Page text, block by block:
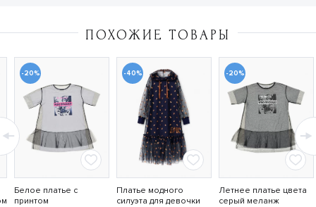
ПОХОЖИЕ ТОВАРЫ
-20%
Белое платье с
принтом
-40%
Платье модного
силуэта для девочки
-20%
Летнее платье цвета
серый меланж